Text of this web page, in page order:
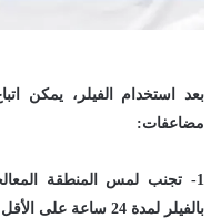
بعد استخدام الفيلر، يمكن
مضاعفات:
1- تجنب لمس المنطقة
بالفيلر لمدة 24 ساعة على الأقل لتجنب إزعاج الجلد وتقليل خطر العدوى.